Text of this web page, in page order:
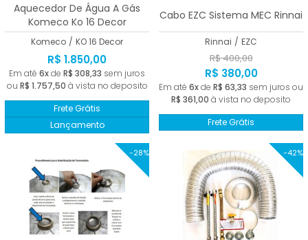
Aquecedor De Água A Gás
Komeco Ko 16 Decor
Komeco / KO 16 Decor
R$ 1.850,00
Em até 6xde R$ 308,33 sem juros
ou R$ 1.757,50 à vista no deposito
Frete Grátis
Lançamento
Cabo EZC Sistema MEC Rinnai
Rinnai / EZC
R$ 400,00
R$ 380,00
Em até 6xde R$ 63,33 sem juros ou
R$ 361,00 à vista no deposito
Frete Grátis
-28% -42%